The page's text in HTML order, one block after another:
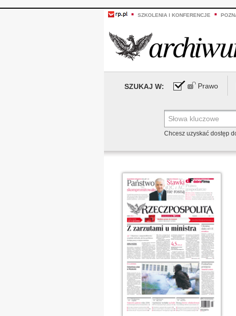
SZKOLENIA I KONFERENCJE
SZUKAJ W: Prawo
Chcesz uzyskać dostęp